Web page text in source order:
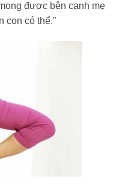
được bên cạnh mẹ
con có thể.”